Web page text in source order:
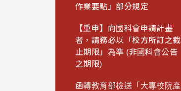
作業要點」部分規定
【重申】向國科會申請計畫
者，請務必以「校方所訂之截
止期限」為準 (非國科會公告
之期限)
函轉教育部檢送「大專校院產